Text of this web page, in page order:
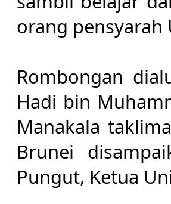
orang pensyarah
Rombongan
Hadi bin
Manakala
Brunei
Pungut, Ketua